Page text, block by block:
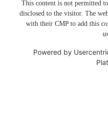
This content is not permitted
disclosed to the visitor. The
with their CMP to add this
Powered by